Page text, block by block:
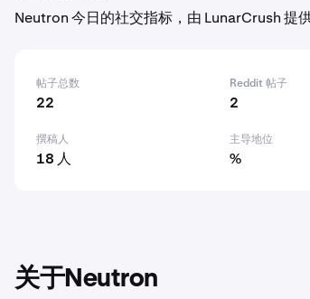
Neutron 今日的社交指标，由 LunarCrush 提供
帖子总数
22
Reddit 帖子
2
撰稿人
18 人
主导地位
%
关于Neutron